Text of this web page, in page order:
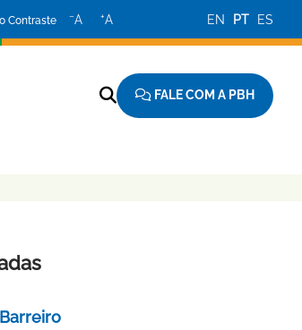
Contraste −A +A EN PT ES
FALE COM A PBH